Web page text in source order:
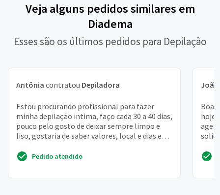
Veja alguns pedidos similares em
Diadema
Esses são os últimos pedidos para Depilação
Antônia contratou Depiladora
Estou procurando profissional para fazer
minha depilação intima, faço cada 30 a 40 dias,
pouco pelo gosto de deixar sempre limpo e
liso, gostaria de saber valores, local e dias e
horários...
Pedido atendido
Boa
hoje,